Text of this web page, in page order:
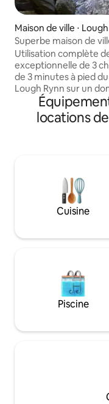
Maison de ville ⋅
Superbe maison de
Rynn Castle Estate
Utilisation complète
exceptionnelle de 3
de 3 minutes à pied
Lough Rynn sur un
300 acres. La
équipée et comprend
moderne, 2
connectée et tout le
attendu. La ville de
offre tous les services
Sligo est à une heure
Knock est à 78 km et
locations
Cuisine
Piscine